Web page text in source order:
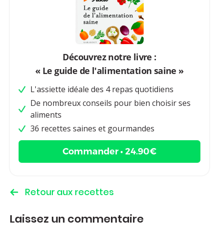
Découvrez notre livre :
« Le guide de l'alimentation saine »
L'assiette idéale des 4 repas quotidiens
De nombreux conseils pour bien choisir ses
aliments
36 recettes saines et gourmandes
Commander • 24.90€
Retour aux recettes
Laissez un commentaire